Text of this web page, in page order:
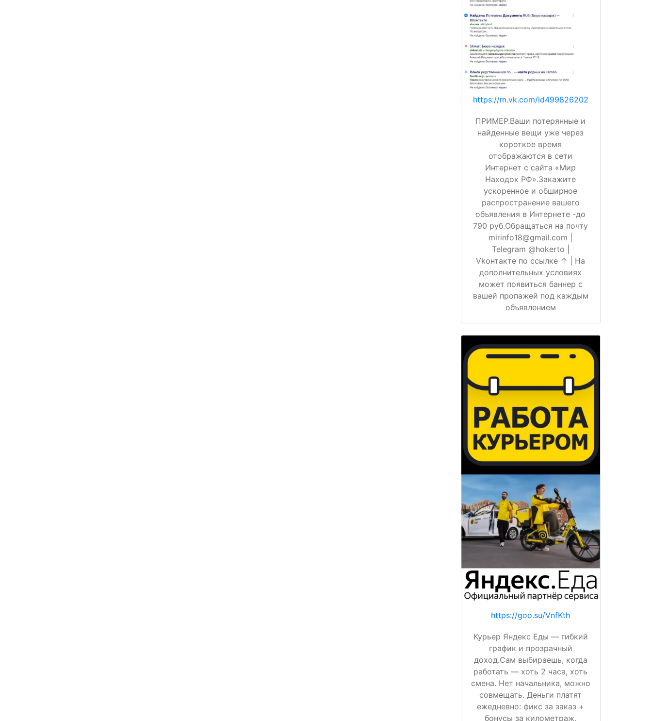
https://m.vk.com/id499826202
ПРИМЕР.Ваши потерянные и
найденные вещи уже через
короткое время
отображаются в сети
Интернет с сайта «Мир
Находок РФ».Закажите
ускоренное и обширное
распространение вашего
объявления в Интернете -до
790 руб.Обращаться на почту
mirinfo18@gmail.com |
Telegram @hokerto |
Vkонтакте по ссылке ↑ | На
дополнительных условиях
может появиться баннер с
вашей пропажей под каждым
объявлением
https://goo.su/VnfKth
Курьер Яндекс Еды — гибкий
график и прозрачный
доход.Сам выбираешь, когда
работать — хоть 2 часа, хоть
смена. Нет начальника, можно
совмещать. Деньги платят
ежедневно: фикс за заказ +
бонусы за километраж,